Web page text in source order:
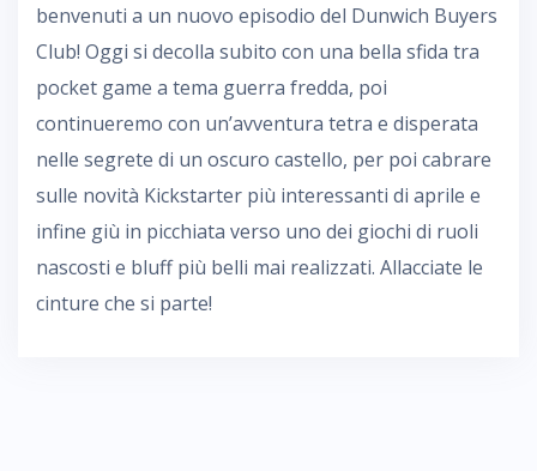
benvenuti a un nuovo episodio del Dunwich Buyers
Club! Oggi si decolla subito con una bella sfida tra
pocket game a tema guerra fredda, poi
continueremo con un’avventura tetra e disperata
nelle segrete di un oscuro castello, per poi cabrare
sulle novità Kickstarter più interessanti di aprile e
infine giù in picchiata verso uno dei giochi di ruoli
nascosti e bluff più belli mai realizzati. Allacciate le
cinture che si parte!